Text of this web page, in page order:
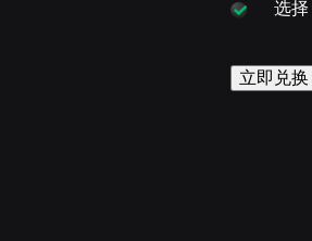
选择
立即兑换